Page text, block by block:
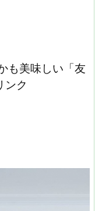
も美味しい「友
ンク